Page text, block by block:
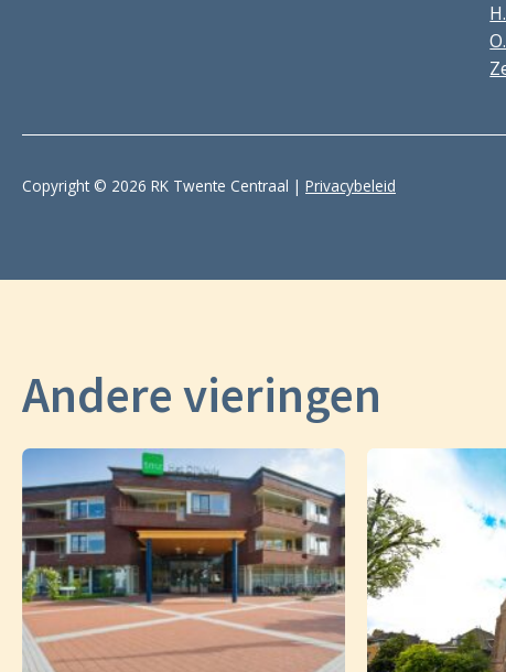
Copyright © 2026 RK Twente Centraal | Privacybeleid
Andere vieringen